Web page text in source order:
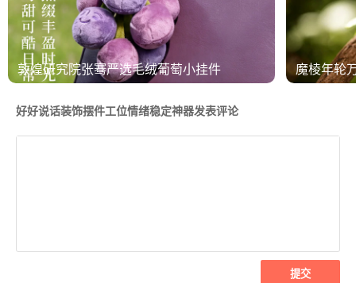
敦煌研究院张骞严选毛绒葡萄小挂件 魔棱年轮
好好说话装饰摆件工位情绪稳定神器发表评论